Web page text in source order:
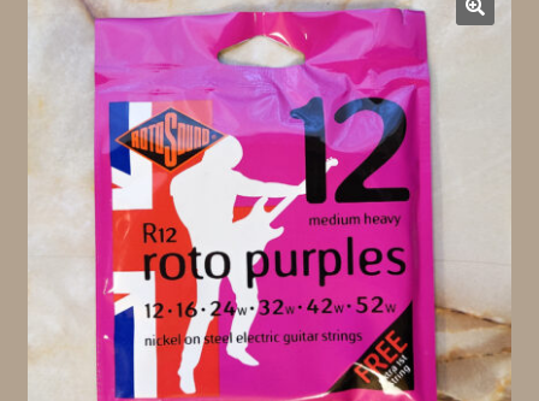
ッ
プ
お支払い
お問い合わせ・お申込みフォーム
発送までの目安
特定商取引法に基づく表記